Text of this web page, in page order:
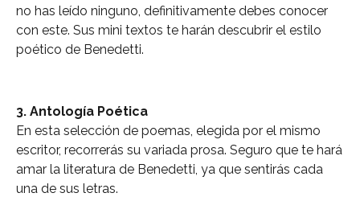
no has leído ninguno, definitivamente debes conocer
con este. Sus mini textos te harán descubrir el estilo
poético de Benedetti.
3. Antología Poética
En esta selección de poemas, elegida por el mismo
escritor, recorrerás su variada prosa. Seguro que te hará
amar la literatura de Benedetti, ya que sentirás cada
una de sus letras.